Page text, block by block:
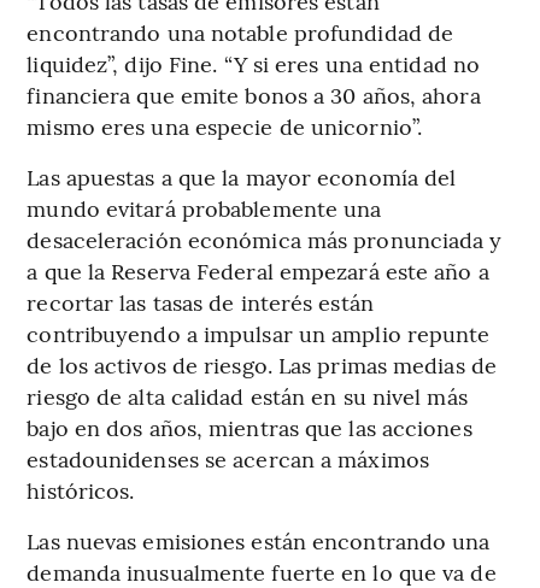
encontrando una notable profundidad de
liquidez”, dijo Fine. “Y si eres una entidad no
financiera que emite bonos a 30 años, ahora
mismo eres una especie de unicornio”.
Las apuestas a que la mayor economía del
mundo evitará probablemente una
desaceleración económica más pronunciada y
a que la Reserva Federal empezará este año a
recortar las tasas de interés están
contribuyendo a impulsar un amplio repunte
de los activos de riesgo. Las primas medias de
riesgo de alta calidad están en su nivel más
bajo en dos años, mientras que las acciones
estadounidenses se acercan a máximos
históricos.
Las nuevas emisiones están encontrando una
demanda inusualmente fuerte en lo que va de